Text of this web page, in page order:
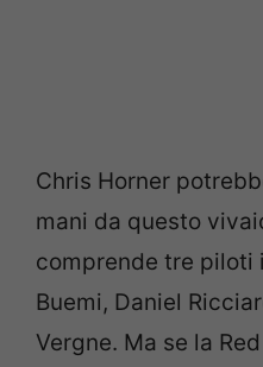
Chris Horner
mani da questo
comprende tre piloti
Buemi, Daniel
Vergne. Ma se la